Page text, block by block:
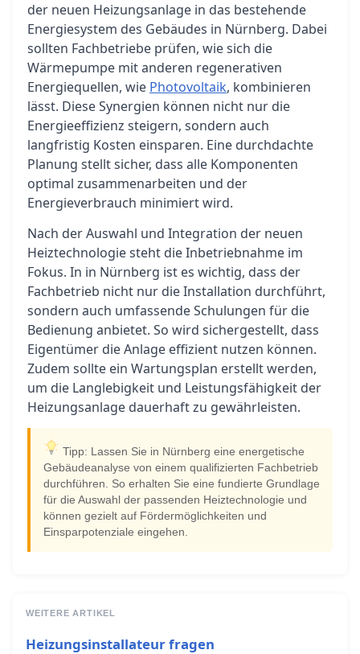
der neuen Heizungsanlage in das bestehende
Energiesystem des Gebäudes in Nürnberg. Dabei
sollten Fachbetriebe prüfen, wie sich die
Wärmepumpe mit anderen regenerativen
Energiequellen, wie Photovoltaik, kombinieren
lässt. Diese Synergien können nicht nur die
Energieeffizienz steigern, sondern auch
langfristig Kosten einsparen. Eine durchdachte
Planung stellt sicher, dass alle Komponenten
optimal zusammenarbeiten und der
Energieverbrauch minimiert wird.
Nach der Auswahl und Integration der neuen
Heiztechnologie steht die Inbetriebnahme im
Fokus. In in Nürnberg ist es wichtig, dass der
Fachbetrieb nicht nur die Installation durchführt,
sondern auch umfassende Schulungen für die
Bedienung anbietet. So wird sichergestellt, dass
Eigentümer die Anlage effizient nutzen können.
Zudem sollte ein Wartungsplan erstellt werden,
um die Langlebigkeit und Leistungsfähigkeit der
Heizungsanlage dauerhaft zu gewährleisten.
Tipp: Lassen Sie in Nürnberg eine energetische
Gebäudeanalyse von einem qualifizierten Fachbetrieb
durchführen. So erhalten Sie eine fundierte Grundlage
für die Auswahl der passenden Heiztechnologie und
können gezielt auf Fördermöglichkeiten und
Einsparpotenziale eingehen.
WEITERE ARTIKEL
Heizungsinstallateur fragen